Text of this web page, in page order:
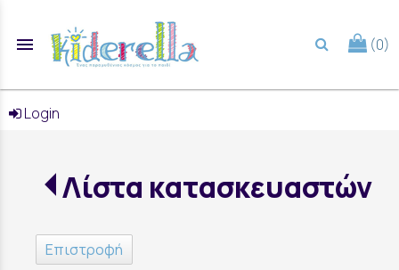
menu (0)
Login
Λίστα κατασκευαστών
Επιστροφή